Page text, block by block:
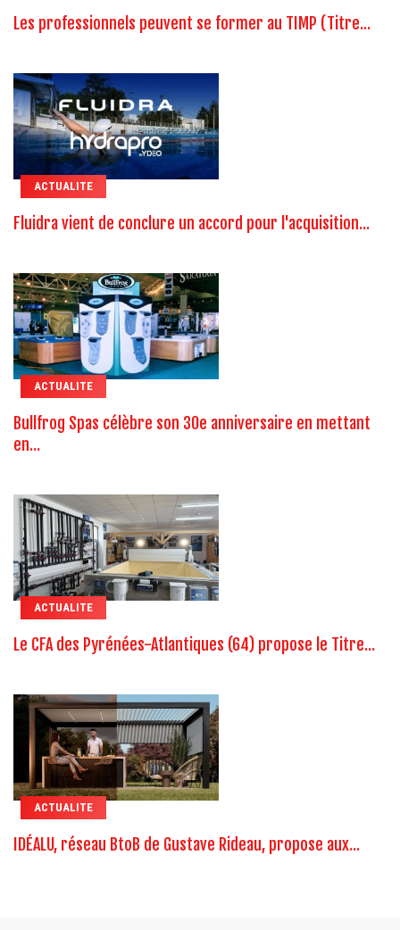
Les professionnels peuvent se former au TIMP (Titre...
ACTUALITE
Fluidra vient de conclure un accord pour l'acquisition...
ACTUALITE
Bullfrog Spas célèbre son 30e anniversaire en mettant
en...
ACTUALITE
Le CFA des Pyrénées-Atlantiques (64) propose le Titre...
ACTUALITE
IDÉALU, réseau BtoB de Gustave Rideau, propose aux...